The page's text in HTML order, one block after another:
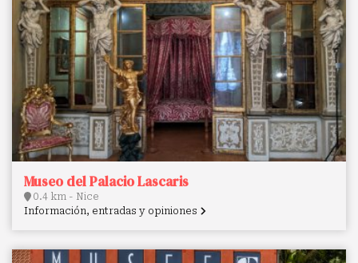
Museo del Palacio Lascaris
0.4 km - Nice
Información, entradas y opiniones